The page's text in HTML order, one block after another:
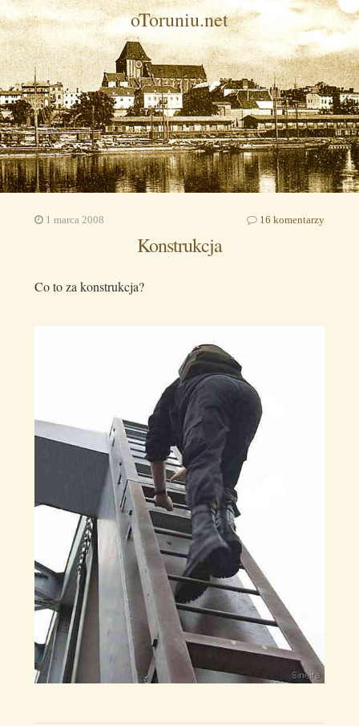
oToruniu.net
1 marca 2008 16 komentarzy
Konstrukcja
Co to za konstrukcja?